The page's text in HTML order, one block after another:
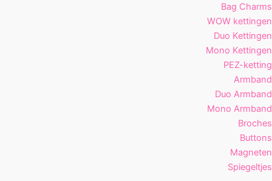
Bag Charms
WOW kettingen
Duo Kettingen
Mono Kettingen
PEZ-ketting
Armband
Duo Armband
Mono Armband
Broches
Buttons
Magneten
Spiegeltjes